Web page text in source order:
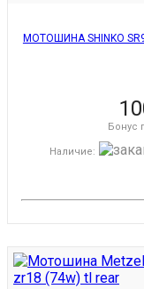
МОТОШИНА SHINKO
Бонус
Наличие: